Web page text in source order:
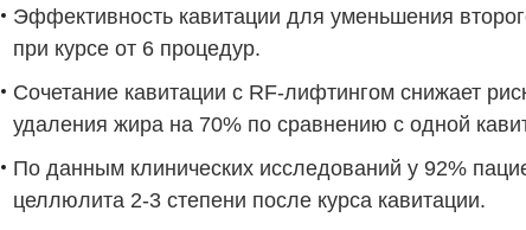
Эффективность кавитации для уменьшения
при курсе от 6 процедур.
Сочетание кавитации с RF-лифтингом снижает
удаления жира на 70% по сравнению с одной
По данным клинических исследований у 92%
целлюлита 2-3 степени после курса кавитации.